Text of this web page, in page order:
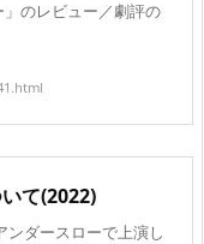
のレビュー／劇評の
て(2022)
ンダースローで上演し